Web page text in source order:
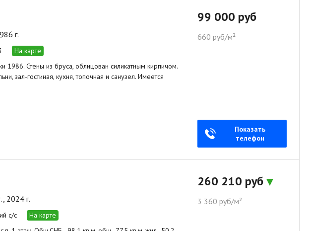
По дате обновления (сначала новые)
По дате обновления (сначала старые)
По площади (сначала маленькие)
г.
На карте
1986. Стены из бруса, облицован силикатным кирпичом.
гостиная, кухня, топочная и санузел. Имеется
99 000 руб
660 руб/м²
Показать
телефон
2024 г.
с/с
На карте
260 210 руб
3 360 руб/м²